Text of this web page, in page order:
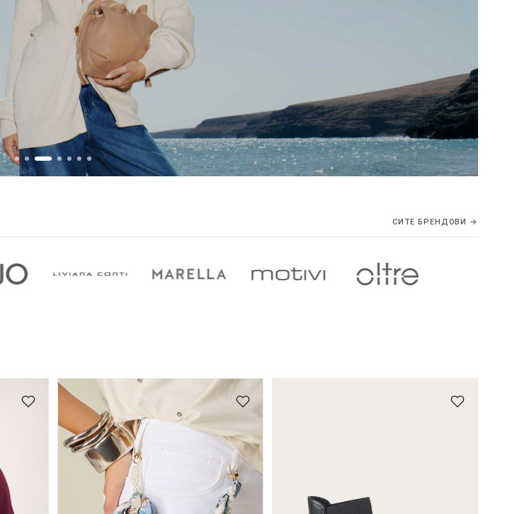
СИТЕ БРЕНДОВИ →